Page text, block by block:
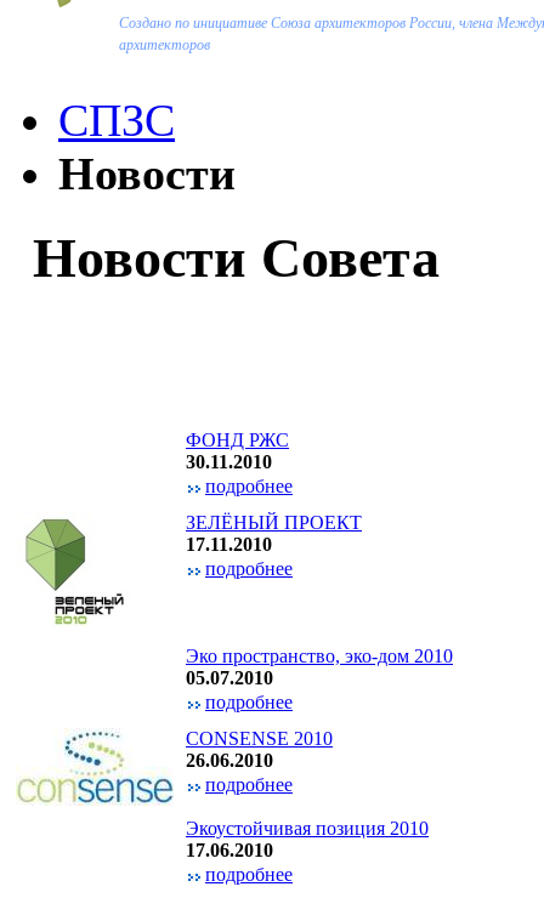
Создано по инициативе Союза архитекторов России, члена
архитекторов
СПЗС
Новости
Новости Совета
ФОНД РЖС
30.11.2010
подробнее
ЗЕЛЁНЫЙ ПРОЕКТ
17.11.2010
подробнее
Эко пространство, эко-дом 2010
05.07.2010
подробнее
CONSENSE 2010
26.06.2010
подробнее
Экоустойчивая позиция 2010
17.06.2010
подробнее